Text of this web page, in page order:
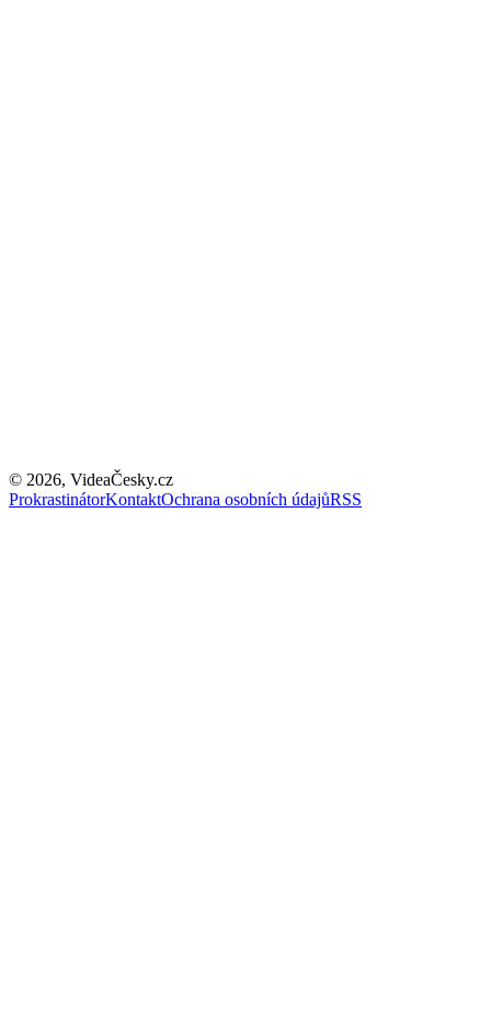
© 2026, VideaČesky.cz
ProkrastinátorKontaktOchrana osobních údajůRSS